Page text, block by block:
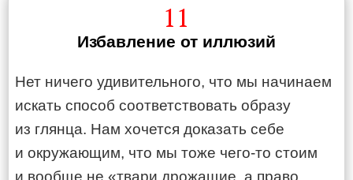
11
Избавление от иллюзий
Нет ничего удивительного, что мы начинаем
искать способ соответствовать образу
из глянца. Нам хочется доказать себе
и окружающим, что мы тоже чего-то стоим
и вообще не «твари дрожащие, а право